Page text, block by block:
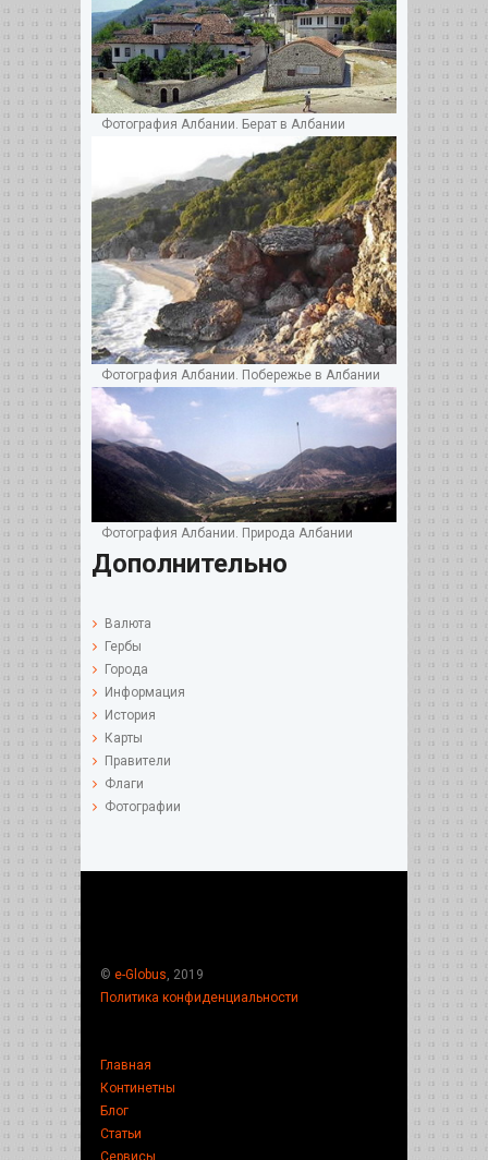
Фотография Албании. Берат в Албании
Фотография Албании. Побережье в Албании
Фотография Албании. Природа Албании
Дополнительно
Валюта
Гербы
Города
Информация
История
Карты
Правители
Флаги
Фотографии
© e-Globus , 2019
Политика конфиденциальности
Главная
Континетны
Блог
Статьи
Сервисы